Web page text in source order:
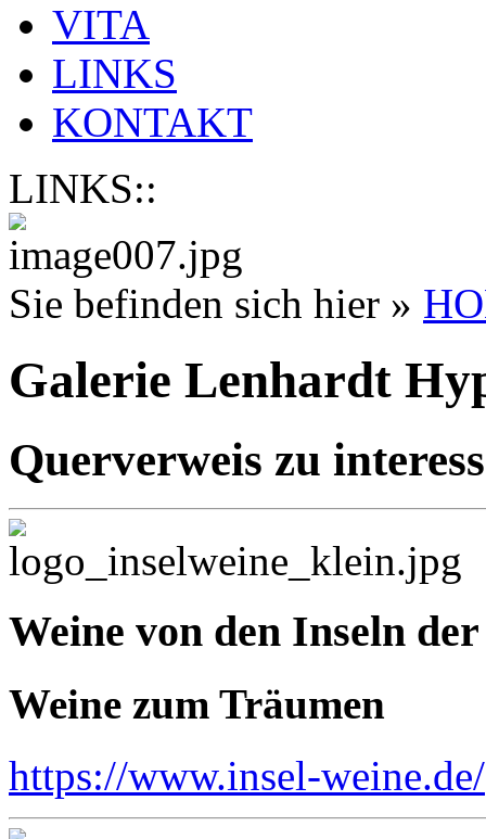
VITA
LINKS
KONTAKT
LINKS::
Sie befinden sich hier »
Galerie Lenhardt
Querverweis zu
Weine von den Inseln
Weine zum Träumen
https://www.insel-weine.de/